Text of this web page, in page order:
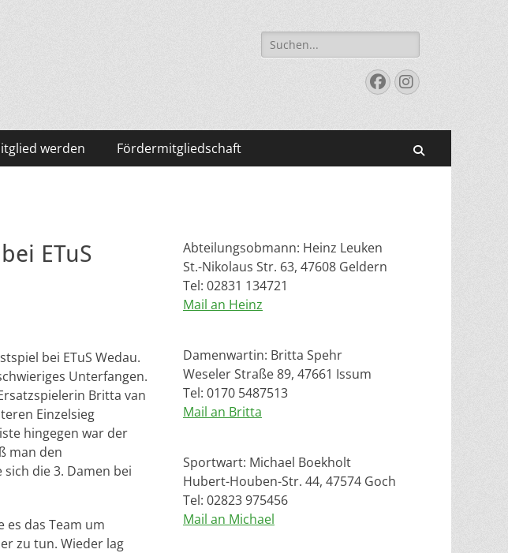
Suchen
nach:
Facebook
Instagram
werden Fördermitgliedschaft
ETuS
bei ETuS Wedau.
Unterfangen.
Britta van
Einzelsieg
hingegen war der
man den
die 3. Damen bei
es das Team um
zu tun. Wieder lag
Abteilungsobmann: Heinz Leuken
St.-Nikolaus Str. 63, 47608 Geldern
Tel: 02831 134721
Mail an Heinz
Damenwartin: Britta Spehr
Weseler Straße 89, 47661 Issum
Tel: 0170 5487513
Mail an Britta
Sportwart: Michael Boekholt
Hubert-Houben-Str. 44, 47574 Goch
Tel: 02823 975456
Mail an Michael